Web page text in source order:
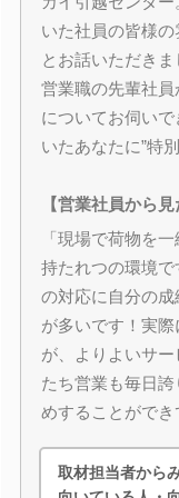
いた社員の皆様
とお話いただきま
営業職の先輩社
についてお伺い
いたあなたに”特
【営業社員から
「現場で荷物を
持たれつの環境
の対応に自分の
が多いです！実
が、よりよいサ
たち営業も毎日
めすることができ
取材担当者から